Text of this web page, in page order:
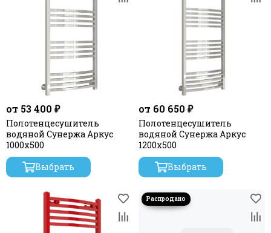
от 53 400 ₽
Полотенцесушитель
водяной Сунержа Аркус
1000х500
Выбрать
от 60 650 ₽
Полотенцесушитель
водяной Сунержа Аркус
1200х500
Выбрать